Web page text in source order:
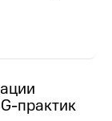
практик